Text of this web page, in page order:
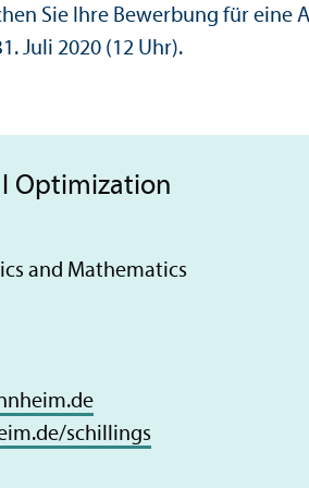
Sie Ihre Bewerbung für eine
Juli 2020 (12 Uhr).
Optimization
and Mathematics
schillings